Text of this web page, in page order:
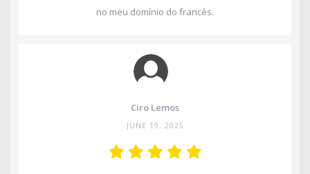
no meu domínio do francês.
Ciro Lemos
JUNE 19, 2025